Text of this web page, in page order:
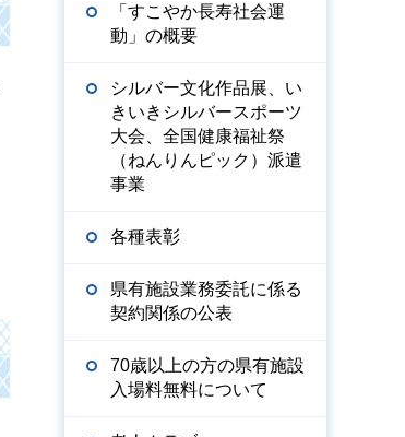
「すこやか長寿社会運
動」の概要
シルバー文化作品展、い
きいきシルバースポーツ
大会、全国健康福祉祭
（ねんりんピック）派遣
事業
各種表彰
県有施設業務委託に係る
契約関係の公表
70歳以上の方の県有施設
入場料無料について